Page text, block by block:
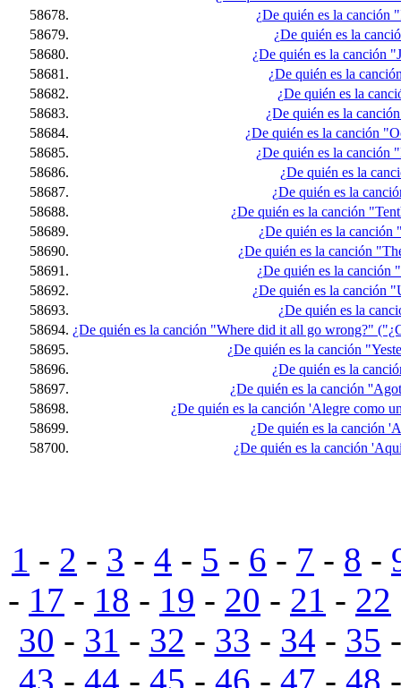
58678.
¿De quién es la canción
58679.
¿De quién es la
58680.
¿De quién es la canción
58681.
¿De quién es la
58682.
¿De quién es la
58683.
¿De quién es la
58684.
¿De quién es la canción
58685.
¿De quién es la canción
58686.
¿De quién es la
58687.
¿De quién es la
58688.
¿De quién es la canción
58689.
¿De quién es la canción
58690.
¿De quién es la canción
58691.
¿De quién es la canción
58692.
¿De quién es la canción
58693.
¿De quién es la
58694. ¿De quién es la canción "Where did it all go wrong?"
58695.
¿De quién es la canción
58696.
¿De quién es la
58697.
¿De quién es la canción
58698.
¿De quién es la canción 'Alegre como
58699.
¿De quién es la canción
58700.
¿De quién es la canción
1 - 2 - 3 - 4 - 5 - 6 - 7 - 8 -
- 17 - 18 - 19 - 20 - 21 - 22
30 - 31 - 32 - 33 - 34 - 35
43 - 44 - 45 - 46 - 47 - 48